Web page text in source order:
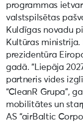
programmas
valstspilsētas
Kuldīgas novadu
Kultūras
prezidentūra
gadā. “Liepāja
partneris vides
“CleanR Grupa”,
mobilitātes un
AS “airBaltic